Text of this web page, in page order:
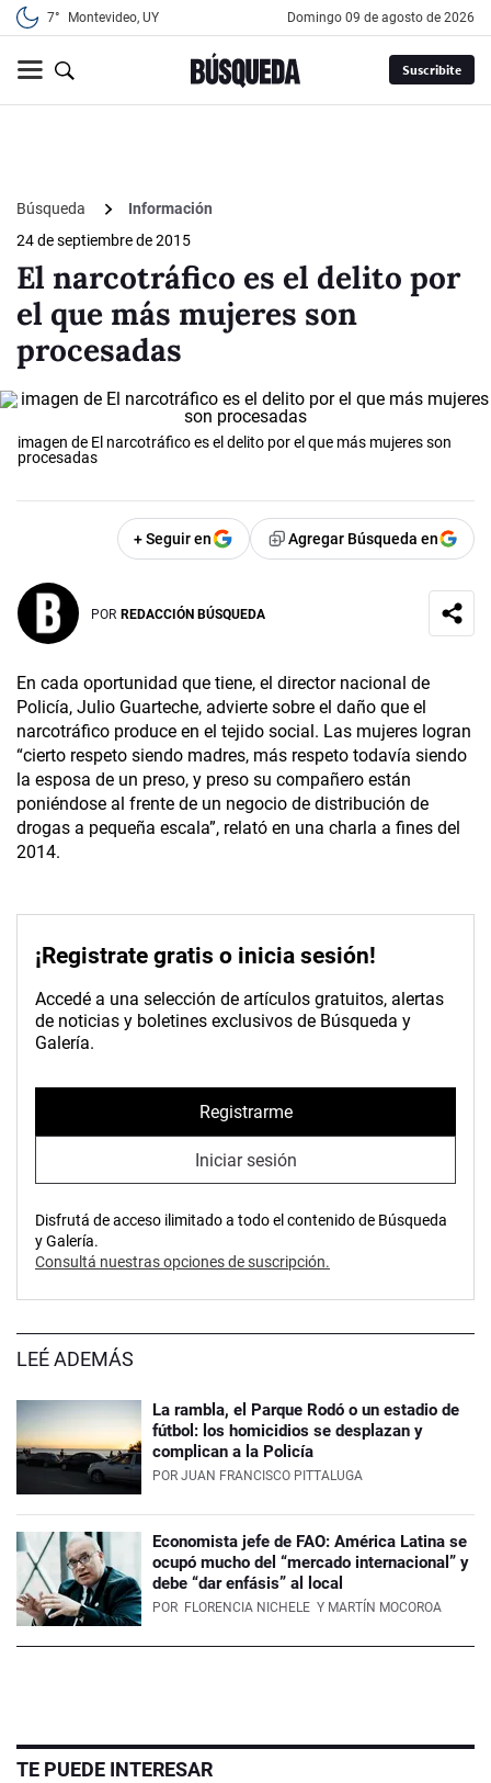
7° Montevideo, UY domingo 09 de agosto de 2026
Suscribite
Búsqueda
Información
24 de septiembre de 2015
El narcotráfico es el delito por
el que más mujeres son
procesadas
imagen de El narcotráfico es el delito por el que más mujeres son
procesadas
+ Seguir en Agregar Búsqueda en
POR REDACCIÓN BÚSQUEDA
En cada oportunidad que tiene, el director nacional de
Policía, Julio Guarteche, advierte sobre el daño que el
narcotráfico produce en el tejido social. Las mujeres logran
“cierto respeto siendo madres, más respeto todavía siendo
la esposa de un preso, y preso su compañero están
poniéndose al frente de un negocio de distribución de
drogas a pequeña escala”, relató en una charla a fines del
2014.
¡Registrate gratis o inicia sesión!
Accedé a una selección de artículos gratuitos, alertas
de noticias y boletines exclusivos de Búsqueda y
Galería.
Registrarme
Iniciar sesión
Disfrutá de acceso ilimitado a todo el contenido de Búsqueda
y Galería.
Consultá nuestras opciones de suscripción.
LEÉ ADEMÁS
La rambla, el Parque Rodó o un estadio de
fútbol: los homicidios se desplazan y
complican a la Policía
POR JUAN FRANCISCO PITTALUGA
Economista jefe de FAO: América Latina se
ocupó mucho del “mercado internacional” y
debe “dar enfásis” al local
POR FLORENCIA NICHELE Y MARTÍN MOCOROA
TE PUEDE INTERESAR